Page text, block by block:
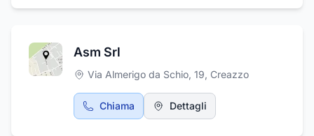
Asm Srl
Via Almerigo da Schio, 19, Creazzo
Chiama Dettagli